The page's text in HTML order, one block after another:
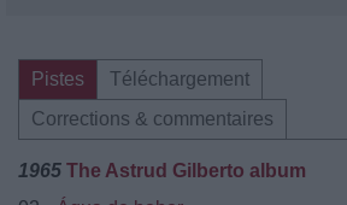
Pistes
Téléchargement
Corrections & commentaires
1965 The Astrud Gilberto album